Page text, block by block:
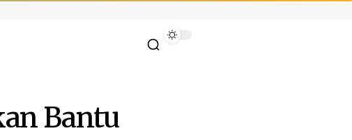
Bantu